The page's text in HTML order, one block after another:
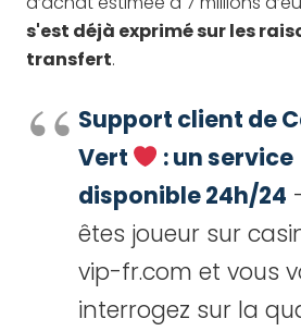
s'est déjà exprimé sur les
transfert.
Support client de
Vert
: un service
disponible 24h/24
êtes joueur sur
vip-fr.com et vous
interrogez sur la